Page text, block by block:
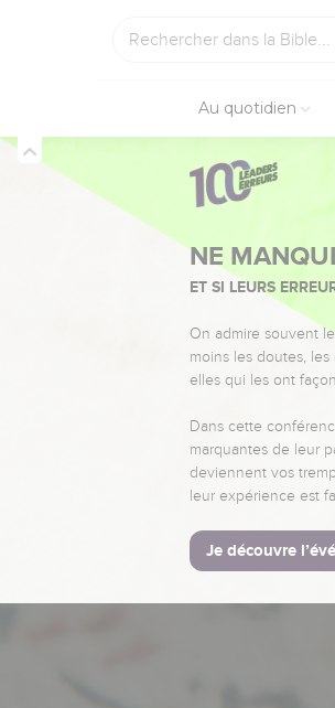
Au quotidien
NE
ET SI LEURS
On admire souvent
moins les doutes, les
elles qui les ont
Dans cette
marquantes de leur
deviennent vos
leur expérience est
Je découvre